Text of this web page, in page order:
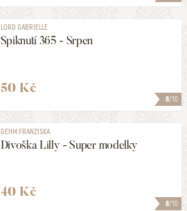
8/10
LORD GABRIELLE
Spiknutí 365 - Srpen
50 Kč
8/10
GEHM FRANZISKA
Divoška Lilly - Super modelky
40 Kč